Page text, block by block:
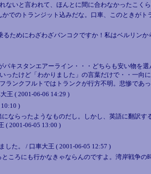
いと言われて、ほんとに間に合わなかったこく
でのトランジット込みだな。口車、このときが
ためにわざわざバンコクですか！私はベルリン
キスタンエアーライン・・・どちらも安い物を
たけど「わかりました」の言葉だけで・・一向
ランクフルトではトランクが行方不明。悲惨であ
王 ( 2001-06-06 14:29 )
)
ならったようなものだし。しかし、英語に翻訳す
( 2001-06-05 13:00 )
た。 / 口車大王 ( 2001-06-05 12:57 )
ころにも行かなきゃならんのですよ。湾岸戦争の